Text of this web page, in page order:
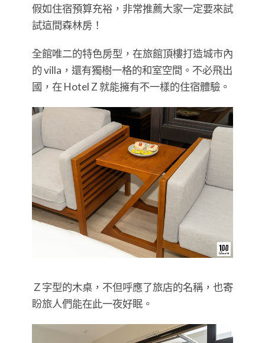
假如住宿預算充裕，非常推薦大家一定要來試
試這間森林房！
全館唯二的特色房型，在旅館頂樓打造城市內
的 villa，還有獨樹一格的和室空間。不必飛出
國，在 Hotel Z 就能擁有不一樣的住宿體驗。
Ｚ字型的木桌，不但呼應了旅店的名稱，也寄
盼旅人們能在此一夜好眠。